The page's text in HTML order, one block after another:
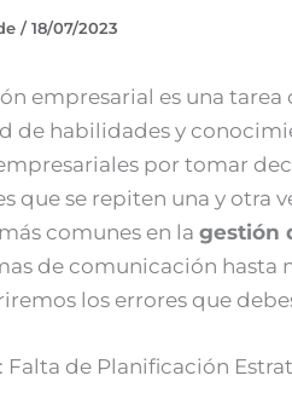
/18/07/2023
empresarial es una
de habilidades y
por tomar
que se repiten una y otra
comunes en la gestión
de comunicación hasta
los errores que
Falta de Planificación